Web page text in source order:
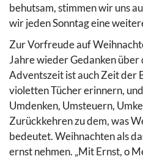
behutsam, stimmen wir uns
wir jeden Sonntag eine
Zur Vorfreude auf
Jahre wieder Gedanken über
Adventszeit ist auch Zeit der
violetten Tücher erinnern,
Umdenken, Umsteuern,
Zurückkehren zu dem, was
bedeutet. Weihnachten als
ernst nehmen. „Mit Ernst, o